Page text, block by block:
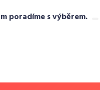
poradíme s výběrem.